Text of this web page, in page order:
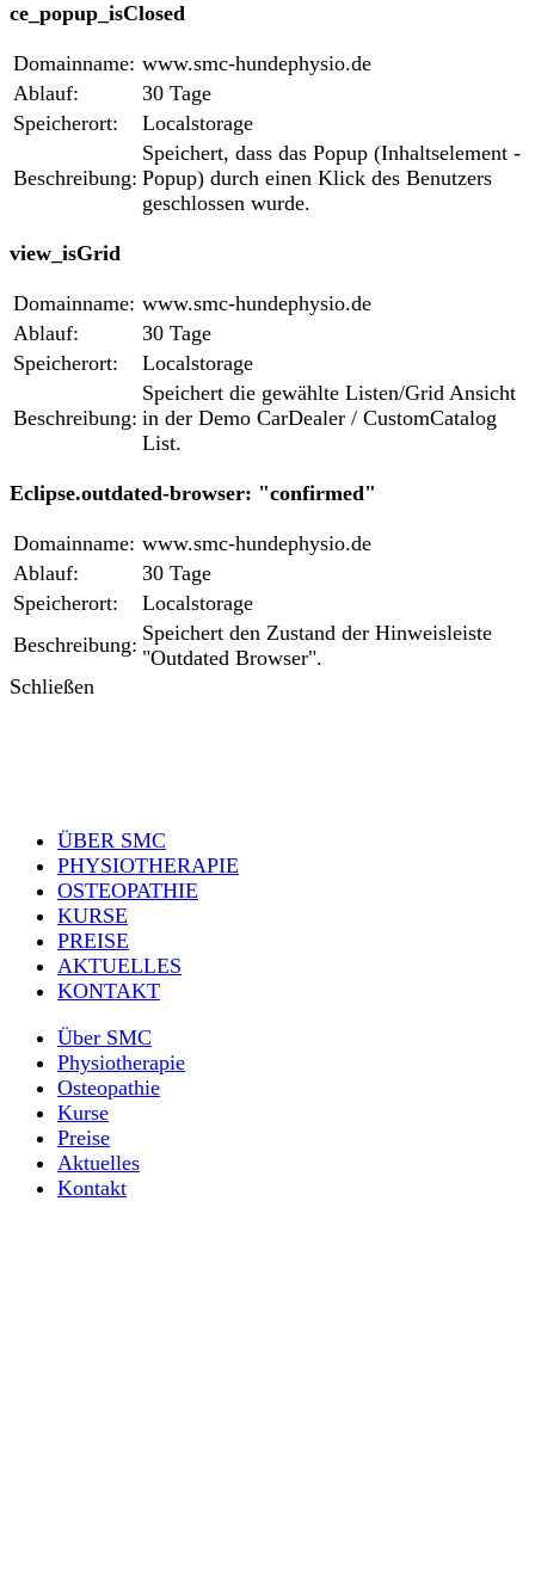
ce_popup_isClosed
Domainname: www.smc-hundephysio.de
Ablauf:
30 Tage
Speicherort:
Localstorage
Beschreibung:
Speichert, dass das Popup (Inhaltselement -
Popup) durch einen Klick des Benutzers
geschlossen wurde.
view_isGrid
Domainname: www.smc-hundephysio.de
Ablauf:
30 Tage
Speicherort:
Localstorage
Beschreibung:
Speichert die gewählte Listen/Grid Ansicht
in der Demo CarDealer / CustomCatalog
List.
Eclipse.outdated-browser: "confirmed"
Domainname: www.smc-hundephysio.de
Ablauf:
30 Tage
Speicherort:
Localstorage
Beschreibung: Speichert den Zustand der Hinweisleiste
"Outdated Browser".
Schließen
ÜBER SMC
PHYSIOTHERAPIE
OSTEOPATHIE
KURSE
PREISE
AKTUELLES
KONTAKT
Über SMC
Physiotherapie
Osteopathie
Kurse
Preise
Aktuelles
Kontakt